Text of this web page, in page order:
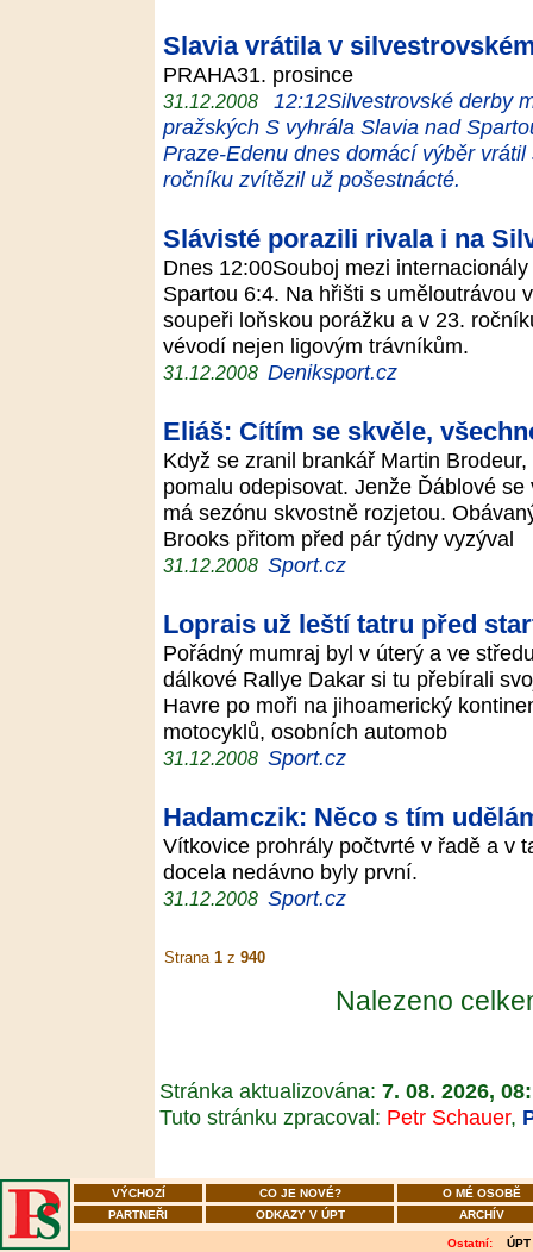
Slavia vrátila v
PRAHA31. prosince
31.12.2008
12:12Silvestrovské derby
pražských S vyhrála Slavia nad
Praze-Edenu dnes domácí výběr
ročníku zvítězil už pošestnácté.
Slávisté porazili rivala i na
Dnes 12:00Souboj mezi
Spartou 6:4. Na hřišti s uměloutrávou
soupeři loňskou porážku a v 23.
vévodí nejen ligovým trávníkům.
31.12.2008 Deniksport.cz
Eliáš: Cítím se skvěle,
Když se zranil brankář Martin
pomalu odepisovat. Jenže Ďáblové
má sezónu skvostně rozjetou.
Brooks přitom před pár týdny vyzýval
31.12.2008 Sport.cz
Loprais už leští tatru před
Pořádný mumraj byl v úterý a ve
dálkové Rallye Dakar si tu přebírali
Havre po moři na jihoamerický
motocyklů, osobních automob
31.12.2008 Sport.cz
Hadamczik: Něco s tím
Vítkovice prohrály počtvrté v řadě a v
docela nedávno byly první.
31.12.2008 Sport.cz
Strana 1 z 940
Nalezeno
Stránka aktualizována: 7. 08. 2026,
Tuto stránku zpracoval: Petr Schauer,
VÝCHOZÍ CO JE NOVÉ?
O MÉ OSOBĚ
PARTNEŘI
ODKAZY V ÚPT ARCHÍV
Ostatní: ÚPT